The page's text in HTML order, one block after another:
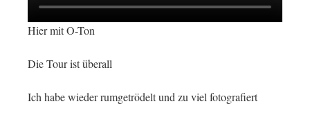
Hier mit O-Ton
Die Tour ist überall
Ich habe wieder rumgetrödelt und zu viel fotografiert